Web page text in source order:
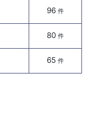
96 件
80 件
65 件